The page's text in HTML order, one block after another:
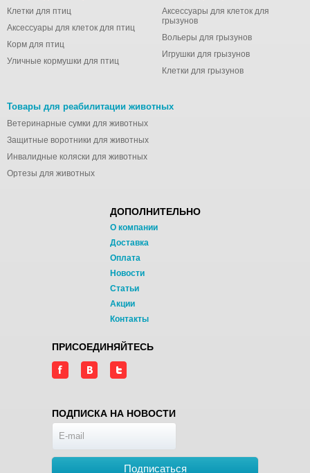
Клетки для птиц
Аксессуары для клеток для птиц
Корм для птиц
Уличные кормушки для птиц
Аксессуары для клеток для
грызунов
Вольеры для грызунов
Игрушки для грызунов
Клетки для грызунов
Товары для реабилитации животных
Ветеринарные сумки для животных
Защитные воротники для животных
Инвалидные коляски для животных
Ортезы для животных
ДОПОЛНИТЕЛЬНО
О компании
Доставка
Оплата
Новости
Статьи
Акции
Контакты
ПРИСОЕДИНЯЙТЕСЬ
ПОДПИСКА НА НОВОСТИ
Подписаться